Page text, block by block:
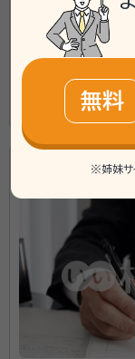
銀行手続き / 戸籍
初回面談無料
行政書士
こ
行政書士雅行
無料
※姉妹サ